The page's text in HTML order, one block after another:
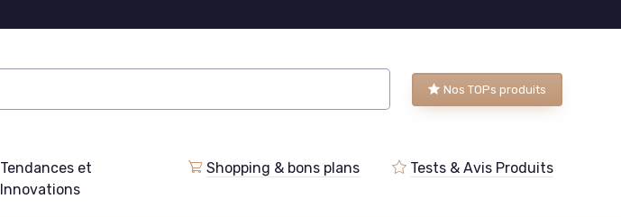
Nos TOPs produits
Tendances et
Innovations
Shopping & bons plans Tests & Avis Produits